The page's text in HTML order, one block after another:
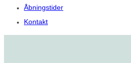
Åbningstider
Kontakt